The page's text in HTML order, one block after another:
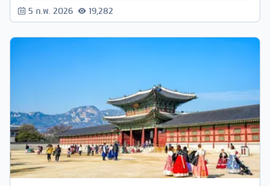
5 ก.พ. 2026 19,282